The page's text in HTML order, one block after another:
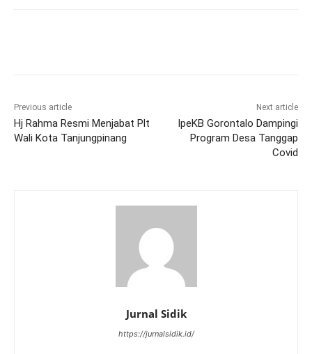
Previous article
Hj Rahma Resmi Menjabat Plt
Wali Kota Tanjungpinang
Next article
IpeKB Gorontalo Dampingi
Program Desa Tanggap
Covid
Jurnal Sidik
https://jurnalsidik.id/